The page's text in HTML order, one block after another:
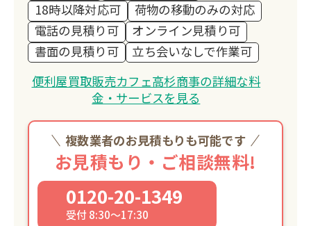
18時以降対応可
荷物の移動のみの対応
電話の見積り可
オンライン見積り可
書面の見積り可
立ち会いなしで作業可
便利屋買取販売カフェ高杉商事の詳細な料
金・サービスを見る
複数業者のお見積もりも可能です
お見積もり・ご相談無料!
0120-20-1349
受付 8:30～17:30